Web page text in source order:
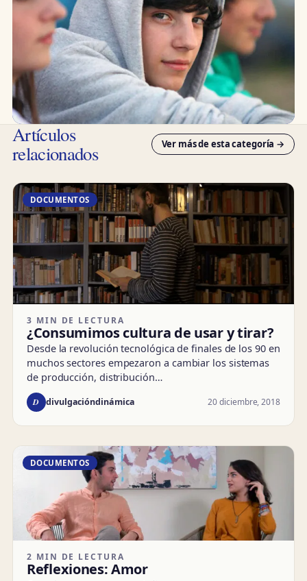
Artículos
relacionados Ver más de esta categoría →
DOCUMENTOS
3 MIN DE LECTURA
¿Consumimos cultura de usar y tirar?
Desde la revolución tecnológica de finales de los 90 en
muchos sectores empezaron a cambiar los sistemas
de producción, distribución…
D divulgacióndinámica 20 diciembre, 2018
DOCUMENTOS
2 MIN DE LECTURA
Reflexiones: Amor